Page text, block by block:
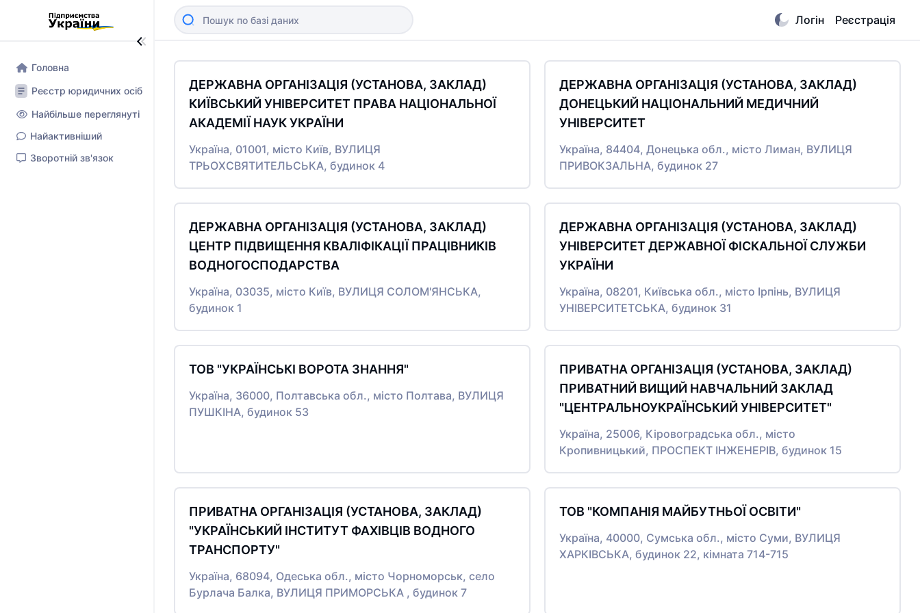
Головна
Реєстр юридичних осіб
Найбільше переглянуті
Найактивніший
Зворотній зв'язок
Логін Реєстрація
ДЕРЖАВНА ОРГАНІЗАЦІЯ (УСТАНОВА, ЗАКЛАД)
КИЇВСЬКИЙ УНІВЕРСИТЕТ ПРАВА НАЦІОНАЛЬНОЇ
АКАДЕМІЇ НАУК УКРАЇНИ
Україна, 01001, місто Київ, ВУЛИЦЯ
ТРЬОХСВЯТИТЕЛЬСЬКА, будинок 4
ДЕРЖАВНА ОРГАНІЗАЦІЯ (УСТАНОВА, ЗАКЛАД)
ДОНЕЦЬКИЙ НАЦІОНАЛЬНИЙ МЕДИЧНИЙ
УНІВЕРСИТЕТ
Україна, 84404, Донецька обл., місто Лиман, ВУЛИЦЯ
ПРИВОКЗАЛЬНА, будинок 27
ДЕРЖАВНА ОРГАНІЗАЦІЯ (УСТАНОВА, ЗАКЛАД)
ЦЕНТР ПІДВИЩЕННЯ КВАЛІФІКАЦІЇ ПРАЦІВНИКІВ
ВОДНОГОСПОДАРСТВА
Україна, 03035, місто Київ, ВУЛИЦЯ СОЛОМ'ЯНСЬКА,
будинок 1
ДЕРЖАВНА ОРГАНІЗАЦІЯ (УСТАНОВА, ЗАКЛАД)
УНІВЕРСИТЕТ ДЕРЖАВНОЇ ФІСКАЛЬНОЇ СЛУЖБИ
УКРАЇНИ
Україна, 08201, Київська обл., місто Ірпінь, ВУЛИЦЯ
УНІВЕРСИТЕТСЬКА, будинок 31
ТОВ "УКРАЇНСЬКІ ВОРОТА ЗНАННЯ"
Україна, 36000, Полтавська обл., місто Полтава, ВУЛИЦЯ
ПУШКІНА, будинок 53
ПРИВАТНА ОРГАНІЗАЦІЯ (УСТАНОВА, ЗАКЛАД)
ПРИВАТНИЙ ВИЩИЙ НАВЧАЛЬНИЙ ЗАКЛАД
"ЦЕНТРАЛЬНОУКРАЇНСЬКИЙ УНІВЕРСИТЕТ"
Україна, 25006, Кіровоградська обл., місто
Кропивницький, ПРОСПЕКТ ІНЖЕНЕРІВ, будинок 15
ПРИВАТНА ОРГАНІЗАЦІЯ (УСТАНОВА, ЗАКЛАД)
"УКРАЇНСЬКИЙ ІНСТИТУТ ФАХІВЦІВ ВОДНОГО
ТРАНСПОРТУ"
Україна, 68094, Одеська обл., місто Чорноморськ, село
Бурлача Балка, ВУЛИЦЯ ПРИМОРСЬКА , будинок 7
ТОВ "КОМПАНІЯ МАЙБУТНЬОЇ ОСВІТИ"
Україна, 40000, Сумська обл., місто Суми, ВУЛИЦЯ
ХАРКІВСЬКА, будинок 22, кімната 714-715